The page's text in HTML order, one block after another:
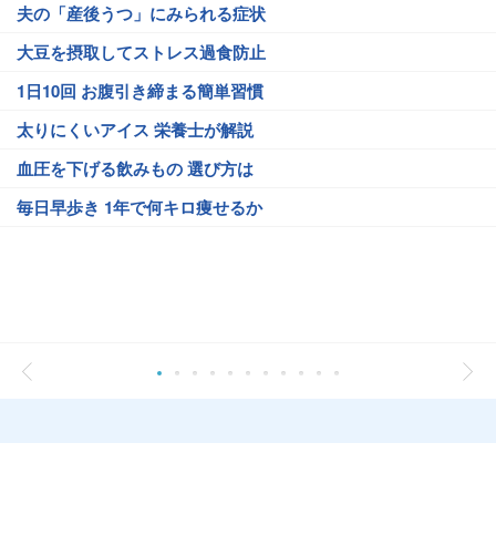
夫の「産後うつ」にみられる症状
大豆を摂取してストレス過食防止
1日10回 お腹引き締まる簡単習慣
太りにくいアイス 栄養士が解説
血圧を下げる飲みもの 選び方は
毎日早歩き 1年で何キロ痩せるか